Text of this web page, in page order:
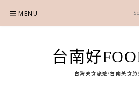
content
MENU
台南好
台灣美食旅遊/台南美食旅